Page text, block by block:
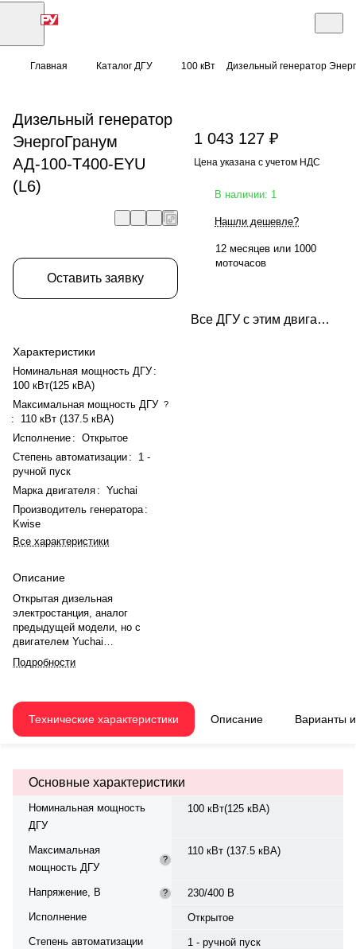
Главная Каталог ДГУ 100 кВт Дизельный генератор
Дизельный генератор
ЭнергоГранум
АД-100-Т400-EYU
(L6)
Оставить заявку
Характеристики
Номинальная мощность ДГУ :
100 кВт(125 кВА)
Максимальная мощность ДГУ ?
:
110 кВт (137.5 кВА)
Исполнение : Открытое
Степень автоматизации :
1 -
ручной пуск
Марка двигателя : Yuchai
Производитель генератора :
Kwise
Все характеристики
Описание
Открытая дизельная
электростанция, аналог
предыдущей модели, но с
двигателем Yuchai
YCB6.9TAA180-G20. Мощность
100 кВт (125 кВА), максимальная
230/400 В, 50 Гц, 3 фазы.
Комплектуется панелью Deep
базовой модели. Произведено в
России. Гарантия 12
Подробности
1 043 127 ₽
Цена указана с учетом НДС
В наличии: 1
Нашли дешевле?
12 месяцев или 1000
моточасов
Все ДГУ с этим двигателем
Технические характеристики Описание Варианты
Основные характеристики
Номинальная мощность
ДГУ
100 кВт(125 кВА)
Максимальная
мощность ДГУ
?
110 кВт (137.5 кВА)
Напряжение, В ?
230/400 В
Исполнение
Открытое
Степень автоматизации
1 - ручной пуск